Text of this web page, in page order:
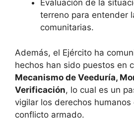
Evaluación de la
terreno para entender
comunitarias.
Además, el Ejército ha
hechos han sido puestos en
Mecanismo de Veeduría,
Verificación, lo cual es un
vigilar los derechos
conflicto armado.